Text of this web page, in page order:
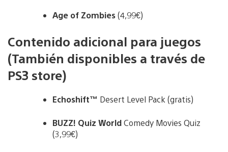
Age of Zombies(4,99€)
Contenido adicional para juegos
(También disponibles a través de
PS3 store)
Echoshift™ Desert Level Pack (gratis)
BUZZ! Quiz WorldComedy Movies Quiz
(3,99€)